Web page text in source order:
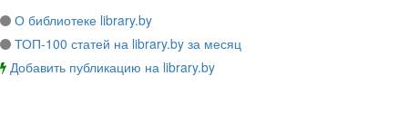
О библиотеке library.by
ТОП-100 статей на library.by за месяц
Добавить публикацию на library.by